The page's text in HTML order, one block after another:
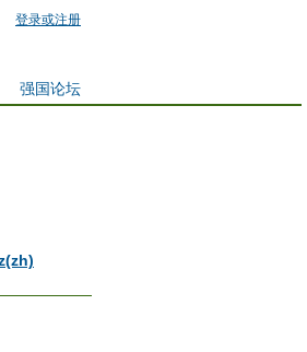
登录或注册
强国论坛